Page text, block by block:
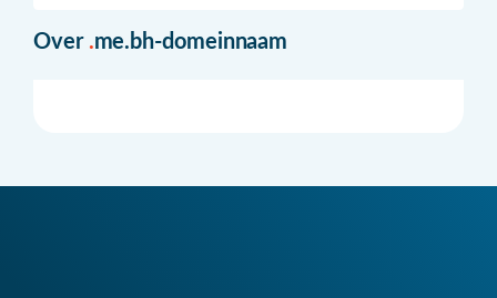
Over .me.bh-domeinnaam